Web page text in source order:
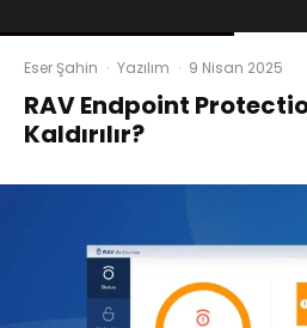
Eser Şahin · Yazılım · 9 Nisan 2025
RAV Endpoint
Kaldırılır?